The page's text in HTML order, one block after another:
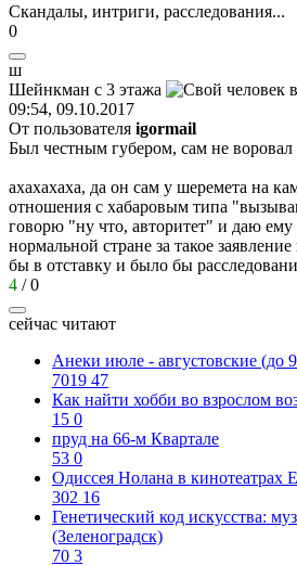
Скандалы, интриги, расследования...
0
ш
Шейнкман с 3 этажа
09:54, 09.10.2017
От пользователя igormail
Был честным губером, сам не воровал
ахахахаха, да он сам у шеремета на
отношения с хабаровым типа
говорю "ну что, авторитет" и даю
нормальной стране за такое
бы в отставку и было бы
4 /0
сейчас читают
Анеки июле - августовские (до 9
7019 47
Как найти хобби во взрослом
15 0
пруд на 66-м Квартале
53 0
Одиссея Нолана в кинотеатрах
302 16
Генетический код искусства:
(Зеленоградск)
70 3